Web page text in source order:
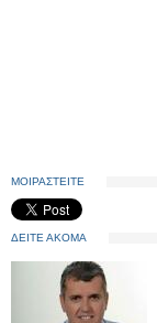
ΜΟΙΡΑΣΤΕΙΤΕ
ΔΕΙΤΕ ΑΚΟΜΑ